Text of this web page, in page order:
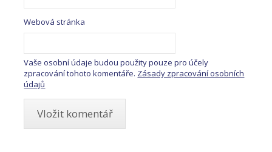
Webová stránka
Vaše osobní údaje budou použity pouze pro účely
zpracování tohoto komentáře. Zásady zpracování osobních
údajů